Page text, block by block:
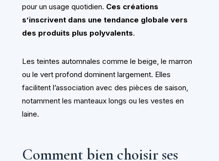
pour un usage quotidien. Ces créations
s’inscrivent dans une tendance globale vers
des produits plus polyvalents.
Les teintes automnales comme le beige, le marron
ou le vert profond dominent largement. Elles
facilitent l’association avec des pièces de saison,
notamment les manteaux longs ou les vestes en
laine.
Comment bien choisir ses